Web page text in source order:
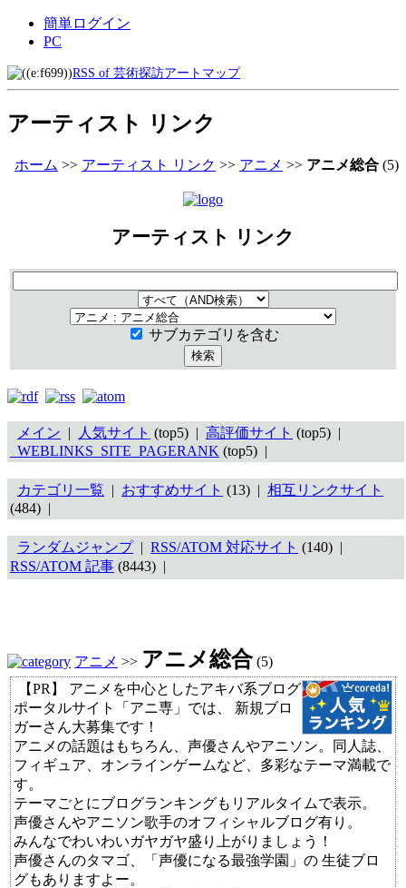
簡単ログイン
PC
RSS of 芸術探訪アートマップ
アーティスト リンク
ホーム >> アーティスト リンク >> アニメ >> アニメ総合 (5)
アーティスト リンク
サブカテゴリを含む
メイン | 人気サイト (top5) | 高評価サイト (top5) |
_WEBLINKS_SITE_PAGERANK (top5) |
カテゴリ一覧 | おすすめサイト (13) | 相互リンクサイト
(484) |
ランダムジャンプ| RSS/ATOM 対応サイト (140) |
RSS/ATOM 記事 (8443) |
アニメ >> アニメ総合(5)
【PR】 アニメを中心としたアキバ系ブログ
ポータルサイト「アニ専」では、 新規ブロ
ガーさん大募集です！
アニメの話題はもちろん、声優さんやアニソン。同人誌、
フィギュア、オンラインゲームなど、多彩なテーマ満載で
す。
テーマごとにブログランキングもリアルタイムで表示。
声優さんやアニソン歌手のオフィシャルブログ有り。
みんなでわいわいガヤガヤ盛り上がりましょう！
声優さんのタマゴ、「声優になる最強学園」の 生徒ブロ
グもありますよー。